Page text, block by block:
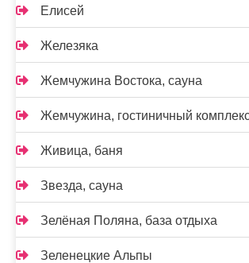
Елисей
Железяка
Жемчужина Востока, сауна
Жемчужина, гостиничный
Живица, баня
Звезда, сауна
Зелёная Поляна, база отдыха
Зеленецкие Альпы